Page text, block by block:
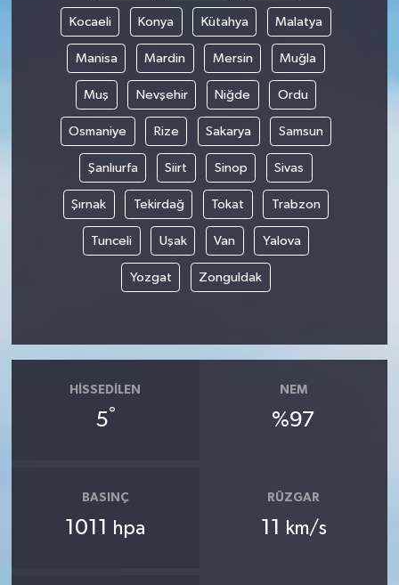
Kocaeli Konya Kütahya Malatya
Manisa Mardin Mersin Muğla
Muş Nevşehir Niğde Ordu
Osmaniye Rize Sakarya Samsun
Şanlıurfa Siirt Sinop Sivas
Şırnak Tekirdağ Tokat Trabzon
Tunceli Uşak Van Yalova
Yozgat Zonguldak
HISSEDILEN
5°
NEM
%97
BASINÇ
1011 hpa
RÜZGAR
11 km/s